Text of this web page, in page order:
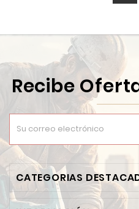
Recibe
CATEGORIAS